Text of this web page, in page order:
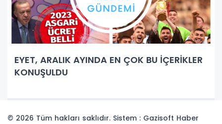
EYET, ARALIK AYINDA EN ÇOK BU İÇERİKLER
KONUŞULDU
© 2026 Tüm hakları saklıdır. Sistem : Gazisoft Haber